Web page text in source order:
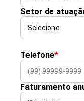
Setor de
Telefone*
Faturamento